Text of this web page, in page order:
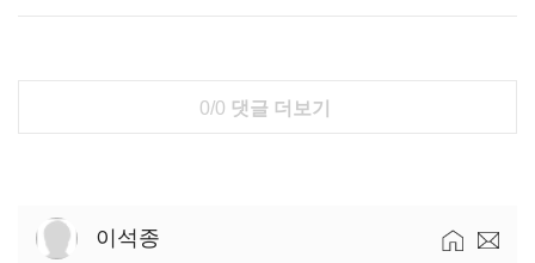
0/0 댓글 더보기
이석종